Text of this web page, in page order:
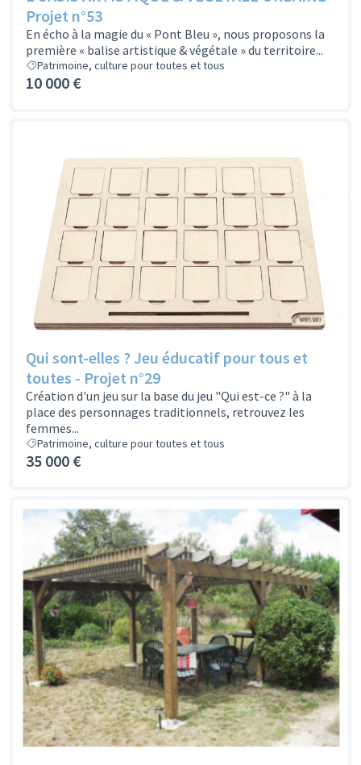
Projet n°53
En écho à la magie du « Pont Bleu », nous proposons la
première « balise artistique & végétale » du territoire...
Patrimoine, culture pour toutes et tous
10 000 €
Qui sont-elles ? Jeu éducatif pour tous et
toutes - Projet n°29
Création d'un jeu sur la base du jeu "Qui est-ce ?" à la
place des personnages traditionnels, retrouvez les
femmes...
Patrimoine, culture pour toutes et tous
35 000 €